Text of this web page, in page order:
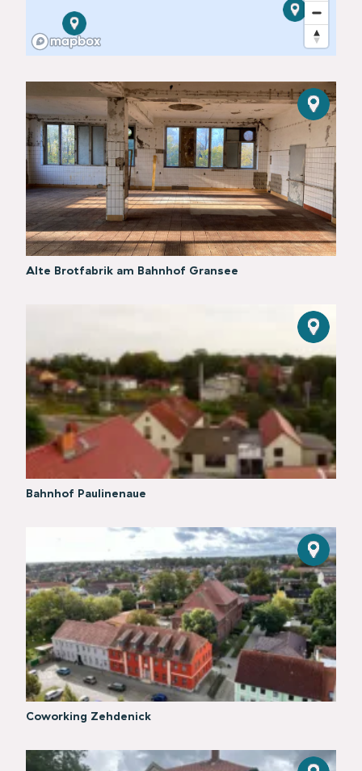
Alte Brotfabrik am Bahnhof Gransee
Bahnhof Paulinenaue
Coworking Zehdenick